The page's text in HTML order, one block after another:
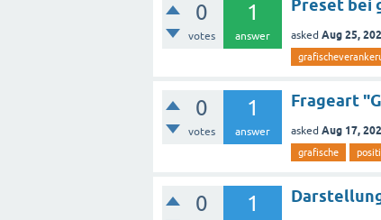
0
votes
1
answer
Preset bei
asked Aug 25,
0
votes
1
answer
Frageart
asked Aug 17,
grafische
0 1